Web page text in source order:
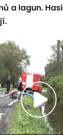
a lagun.